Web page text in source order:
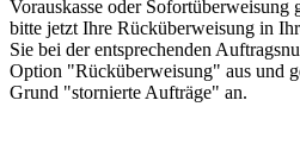
Vorauskasse oder Sofortüberweisung
bitte jetzt Ihre Rücküberweisung in
Sie bei der entsprechenden
Option "Rücküberweisung" aus und
Grund "stornierte Aufträge" an.